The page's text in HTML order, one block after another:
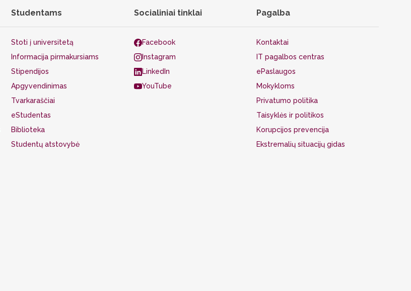
Studentams
Stoti į universitetą
Informacija pirmakursiams
Stipendijos
Apgyvendinimas
Tvarkaraščiai
eStudentas
Biblioteka
Studentų atstovybė
Socialiniai tinklai
Facebook
Instagram
LinkedIn
YouTube
Pagalba
Kontaktai
IT pagalbos centras
ePaslaugos
Mokykloms
Privatumo politika
Taisyklės ir politikos
Korupcijos prevencija
Ekstremalių situacijų gidas